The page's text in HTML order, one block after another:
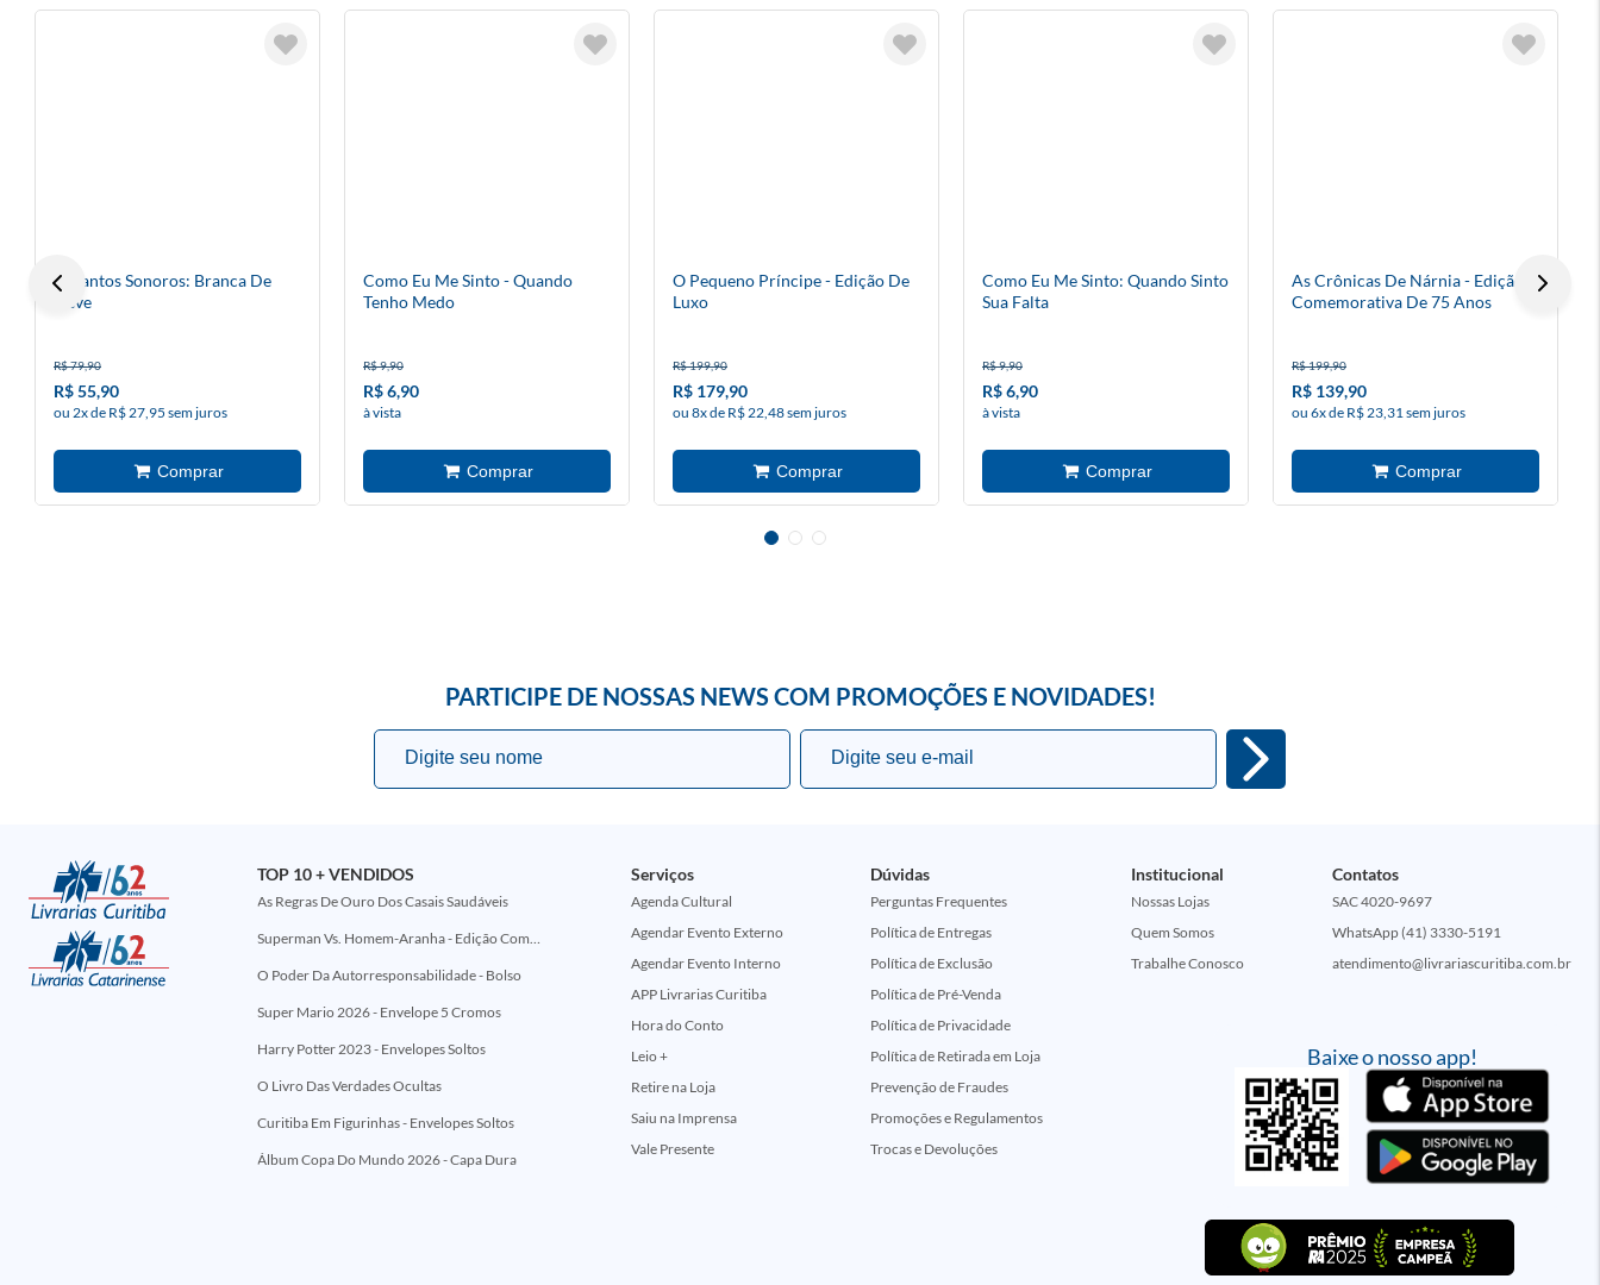
Encantos Sonoros: Branca De
Neve
R$ 79,90
R$ 55,90
ou 2x de R$ 27,95 sem juros
Como Eu Me Sinto - Quando
Tenho Medo
R$ 9,90
R$ 6,90
à vista
O Pequeno Príncipe - Edição De
Luxo
R$ 199,90
R$ 179,90
ou 8x de R$ 22,48 sem juros
Como Eu Me Sinto: Quando Sinto
Sua Falta
R$ 9,90
R$ 6,90
à vista
As Crônicas De Nárnia - Edição
Comemorativa De 75 Anos
R$ 199,90
R$ 139,90
ou 6x de R$ 23,31 sem juros
PARTICIPE DE NOSSAS NEWS COM PROMOÇÕES E NOVIDADES!
Baixe o nosso app!
TOP 10 + VENDIDOS
As Regras De Ouro Dos Casais Saudáveis
Superman Vs. Homem-Aranha - Edição Comemorativa 50 Anos (Encontros Clássicos Dc E Marvel)
O Poder Da Autorresponsabilidade - Bolso
Super Mario 2026 - Envelope 5 Cromos
Harry Potter 2023 - Envelopes Soltos
O Livro Das Verdades Ocultas
Curitiba Em Figurinhas - Envelopes Soltos
Álbum Copa Do Mundo 2026 - Capa Dura
Serviços
Agenda Cultural
Agendar Evento Externo
Agendar Evento Interno
APP Livrarias Curitiba
Hora do Conto
Leio +
Retire na Loja
Saiu na Imprensa
Vale Presente
Dúvidas
Perguntas Frequentes
Política de Entregas
Política de Exclusão
Política de Pré-Venda
Política de Privacidade
Política de Retirada em Loja
Prevenção de Fraudes
Promoções e Regulamentos
Trocas e Devoluções
Institucional
Nossas Lojas
Quem Somos
Trabalhe Conosco
Contatos
SAC 4020-9697
WhatsApp (41) 3330-5191
atendimento@livrariascuritiba.com.br